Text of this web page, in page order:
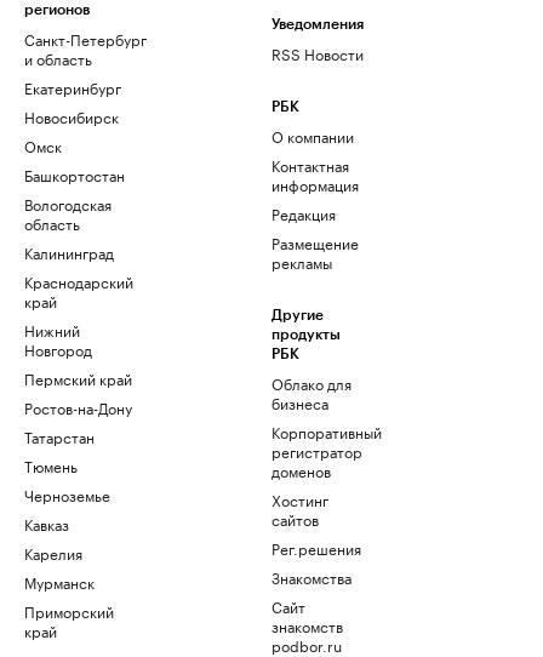
регионов
Санкт-Петербург
и область
Екатеринбург
Новосибирск
Омск
Башкортостан
Вологодская
область
Калининград
Краснодарский
край
Нижний
Новгород
Пермский край
Ростов-на-Дону
Татарстан
Тюмень
Черноземье
Кавказ
Карелия
Мурманск
Приморский
край
Уведомления
RSS Новости
РБК
О компании
Контактная
информация
Редакция
Размещение
рекламы
Другие
продукты
РБК
Облако для
бизнеса
Корпоративный
регистратор
доменов
Хостинг
сайтов
Рег.решения
Знакомства
Сайт
знакомств
podbor.ru